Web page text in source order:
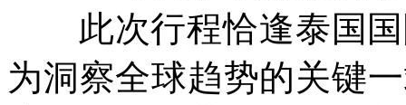
此次行程恰逢泰国国
为洞察全球趋势的关键